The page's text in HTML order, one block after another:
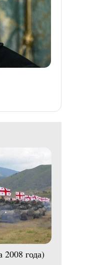
2008 года)